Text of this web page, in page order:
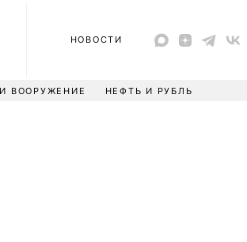
НОВОСТИ
ВООРУЖЕНИЕ НЕФТЬ И РУБЛЬ